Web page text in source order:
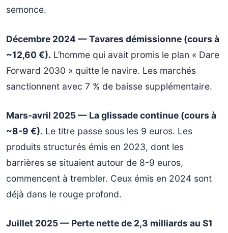
semonce.
Décembre 2024 — Tavares démissionne (cours à
~12,60 €). L’homme qui avait promis le plan « Dare
Forward 2030 » quitte le navire. Les marchés
sanctionnent avec 7 % de baisse supplémentaire.
Mars-avril 2025 — La glissade continue (cours à
~8-9 €). Le titre passe sous les 9 euros. Les
produits structurés émis en 2023, dont les
barrières se situaient autour de 8-9 euros,
commencent à trembler. Ceux émis en 2024 sont
déjà dans le rouge profond.
Juillet 2025 — Perte nette de 2,3 milliards au S1